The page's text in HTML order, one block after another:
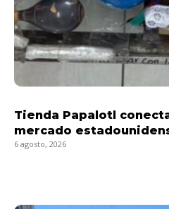
Tienda Papalotl
mercado
6 agosto, 2026